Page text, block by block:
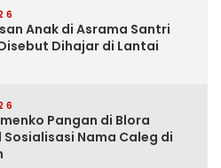
Anak di Asrama Santri
Dihajar di Lantai
Pangan di Blora
Nama Caleg di